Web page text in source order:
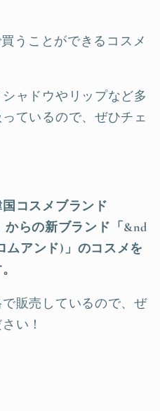
うことができるコスメ
ャドウやリップなど多
ているので、ぜひチェ
コスメブランド
からの新ブランド「&nd
ムアンド)」のコスメを
販売しているので、ぜ
い！